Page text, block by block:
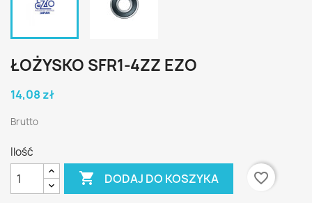
ŁOŻYSKO SFR1-4ZZ EZO
14,08 zł
Brutto
Ilość
 DODAJ DO KOSZYKA favorite_border